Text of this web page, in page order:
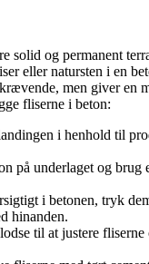
solid og permanent
eller natursten i en
men giver en
fliserne i beton:
i henhold til
på underlaget og
i betonen, tryk
hinanden.
til at justere